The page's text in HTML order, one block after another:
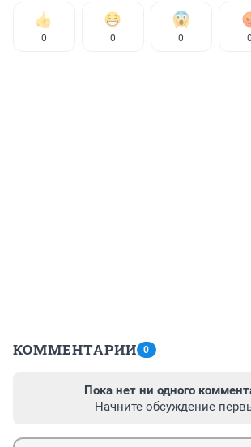
0 0 0 0
КОММЕНТАРИИ 0
Пока нет ни одного
Начните обсуждение